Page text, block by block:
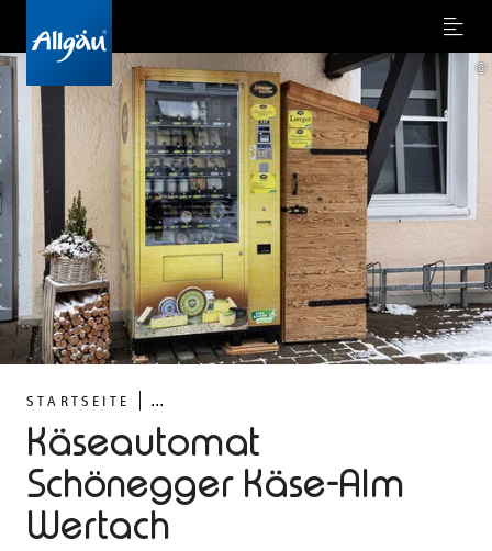
Menu
STARTSEITE ...
Käseautomat
Schönegger Käse-Alm
Wertach
©